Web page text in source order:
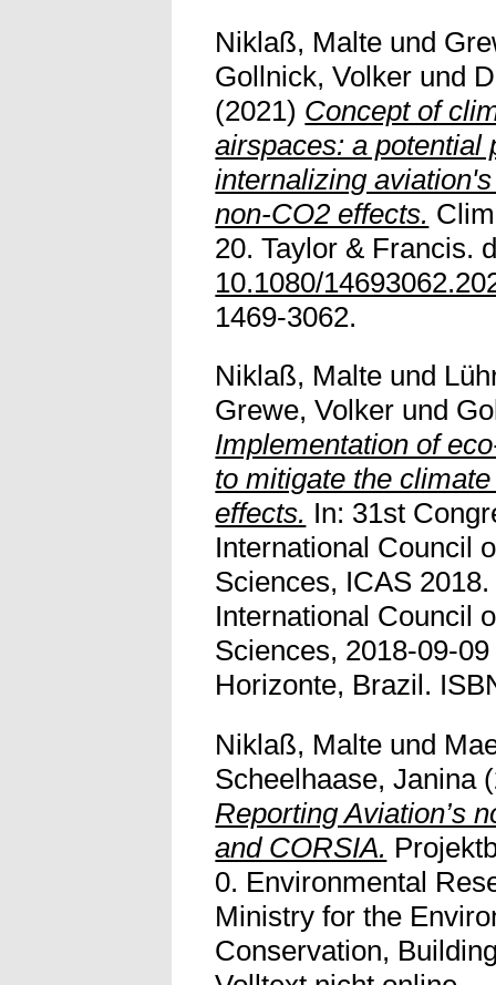
Niklaß, Malte und
Gollnick, Volker und
(2021) Concept of
airspaces: a potential
internalizing
non-CO2 effects.
20. Taylor & Francis.
10.1080/
1469-3062.
Niklaß, Malte und
Grewe, Volker und
Implementation of
to mitigate the
effects. In: 31st
International Council
Sciences, ICAS
International Council
Sciences, 2018-09-
Horizonte, Brazil.
Niklaß, Malte und
Scheelhaase, Janina
Reporting Aviation’s
and CORSIA.
0. Environmental
Ministry for the
Conservation,